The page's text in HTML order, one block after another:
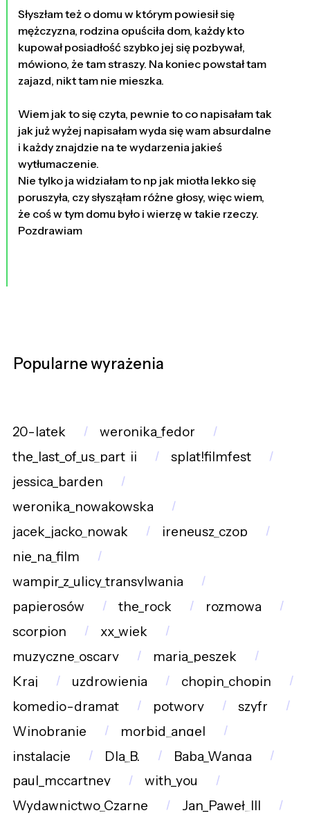
Słyszłam też o domu w którym powiesił się
mężczyzna, rodzina opuściła dom, każdy kto
kupował posiadłość szybko jej się pozbywał,
mówiono, że tam straszy. Na koniec powstał tam
zajazd, nikt tam nie mieszka.
Wiem jak to się czyta, pewnie to co napisałam tak
jak już wyżej napisałam wyda się wam absurdalne
i każdy znajdzie na te wydarzenia jakieś
wytłumaczenie.
Nie tylko ja widziałam to np jak miotła lekko się
poruszyła, czy słysząłam różne głosy, więc wiem,
że coś w tym domu było i wierzę w takie rzeczy.
Pozdrawiam
Popularne wyrażenia
20-latek
weronika_fedor
the_last_of_us_part_ii
splat!filmfest
jessica_barden
weronika_nowakowska
jacek_jacko_nowak
ireneusz_czop
nie_na_film
wampir_z_ulicy_transylwania
papierosów
the_rock
rozmowa
scorpion
xx_wiek
muzyczne_oscary
maria_peszek
Kraj
uzdrowienia
chopin_chopin
komedio-dramat
potwory
szyfr
Winobranie
morbid_angel
instalacje
Dla_B.
Baba_Wanga
paul_mccartney
with_you
Wydawnictwo_Czarne
Jan_Paweł_III